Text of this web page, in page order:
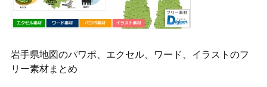
岩手県地図のパワポ、エクセル、ワード、イラストのフ
リー素材まとめ